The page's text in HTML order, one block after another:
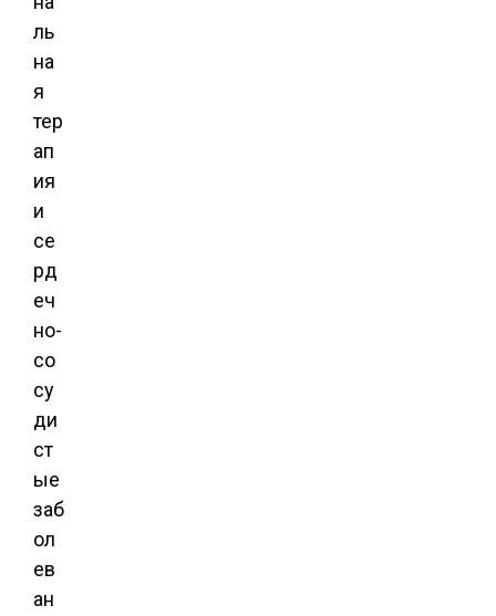
ль
на
я
тер
ап
ия
и
се
рд
еч
но-
со
су
ди
ст
ые
заб
ол
ев
ан